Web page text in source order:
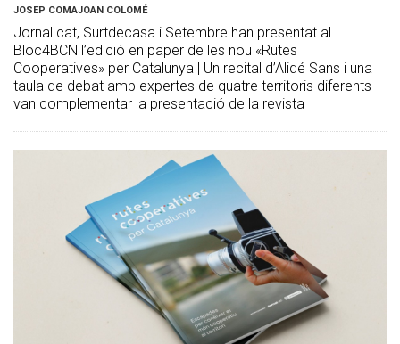
JOSEP COMAJOAN COLOMÉ
Jornal.cat, Surtdecasa i Setembre han presentat al
Bloc4BCN l’edició en paper de les nou «Rutes
Cooperatives» per Catalunya | Un recital d’Alidé Sans i una
taula de debat amb expertes de quatre territoris diferents
van complementar la presentació de la revista